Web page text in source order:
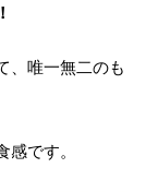
、唯一無二のも
です。